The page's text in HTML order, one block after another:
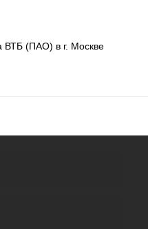
ВТБ (ПАО) в г. Москве